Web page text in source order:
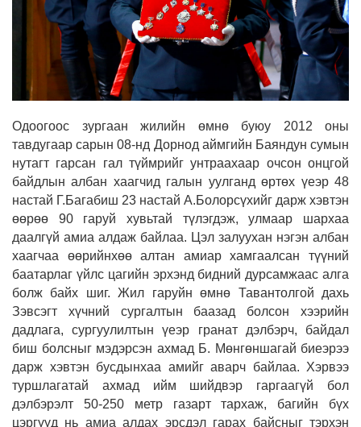
Одоогоос зургаан жилийн өмнө буюу 2012 оны
тавдугаар сарын 08-нд Дорнод аймгийн Баяндун сумын
нутагт гарсан гал түймрийг унтраахаар очсон онцгой
байдлын албан хаагчид галын уулганд өртөх үеэр 48
настай Г.Багабиш 23 настай А.Болорсүхийг дарж хэвтэн
өөрөө 90 гаруй хувьтай түлэгдэж, улмаар шархаа
даалгүй амиа алдаж байлаа. Цэл залуухан нэгэн албан
хаагчаа өөрийнхөө алтан амиар хамгаалсан түүний
баатарлаг үйлс цагийн эрхэнд бидний дурсамжаас алга
болж байх шиг. Жил гаруйн өмнө Тавантолгой дахь
Зэвсэгт хүчний сургалтын баазад болсон хээрийн
дадлага, сургуулилтын үеэр гранат дэлбэрч, байдал
биш болсныг мэдэрсэн ахмад Б. Мөнгөншагай биеэрээ
дарж хэвтэн бусдынхаа амийг аварч байлаа. Хэрвээ
туршлагатай ахмад ийм шийдвэр гаргаагүй бол
дэлбэрэлт 50-250 метр газарт тархаж, багийн бүх
цэргүүд нь амиа алдах эрсдэл гарах байсныг тэрхэн